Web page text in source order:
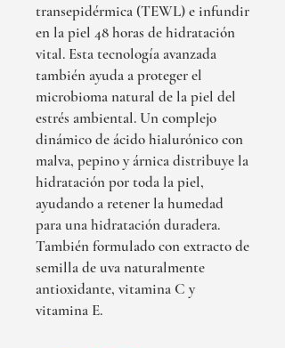
transepidérmica (TEWL) e infundir
en la piel 48 horas de hidratación
vital. Esta tecnología avanzada
también ayuda a proteger el
microbioma natural de la piel del
estrés ambiental. Un complejo
dinámico de ácido hialurónico con
malva, pepino y árnica distribuye la
hidratación por toda la piel,
ayudando a retener la humedad
para una hidratación duradera.
También formulado con extracto de
semilla de uva naturalmente
antioxidante, vitamina C y
vitamina E.